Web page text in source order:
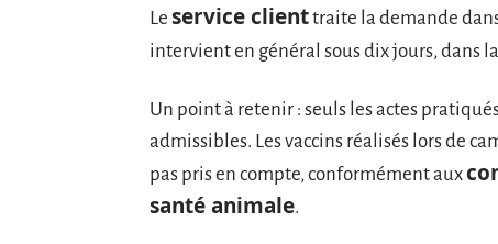
Le service clienttraite la demande
intervient en général sous dix jours, dans
Un point à retenir : seuls les actes
admissibles. Les vaccins réalisés lors de
pas pris en compte, conformément aux
santé animale.